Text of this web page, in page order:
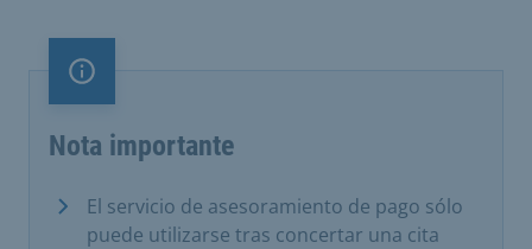
Nota importante
Nota importante
El servicio de asesoramiento de pago sólo
puede utilizarse tras concertar una cita